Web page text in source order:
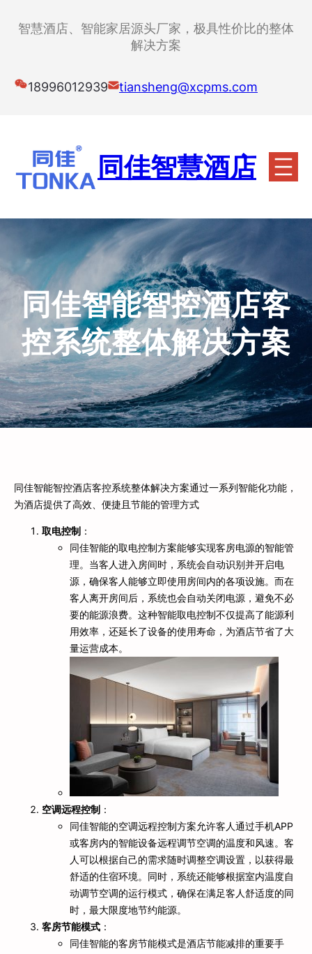
智慧酒店、智能家居源头厂家，极具性价比的整体
解决方案
18996012939 tiansheng@xcpms.com
同佳智慧酒店
同佳智能智控酒店客
控系统整体解决方案
同佳智能智控酒店客控系统整体解决方案通过一系列智能化功能，
为酒店提供了高效、便捷且节能的管理方式
取电控制 ：
同佳智能的取电控制方案能够实现客房电源的智能管
理。当客人进入房间时，系统会自动识别并开启电
源，确保客人能够立即使用房间内的各项设施。而在
客人离开房间后，系统也会自动关闭电源，避免不必
要的能源浪费。这种智能取电控制不仅提高了能源利
用效率，还延长了设备的使用寿命，为酒店节省了大
量运营成本。
空调远程控制 ：
同佳智能的空调远程控制方案允许客人通过手机APP
或客房内的智能设备远程调节空调的温度和风速。客
人可以根据自己的需求随时调整空调设置，以获得最
舒适的住宿环境。同时，系统还能够根据室内温度自
动调节空调的运行模式，确保在满足客人舒适度的同
时，最大限度地节约能源。
客房节能模式 ：
同佳智能的客房节能模式是酒店节能减排的重要手